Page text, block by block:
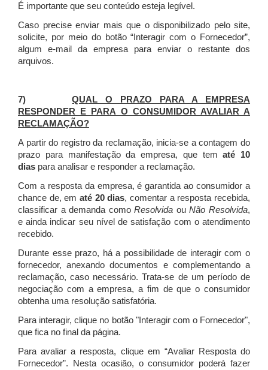
É importante que seu conteúdo esteja legível.
Caso precise enviar mais que o disponibilizado pelo site,
solicite, por meio do botão “Interagir com o Fornecedor”,
algum e-mail da empresa para enviar o restante dos
arquivos.
7)QUAL O PRAZO PARA A EMPRESA
RESPONDER E PARA O CONSUMIDOR AVALIAR A
RECLAMAÇÃO?
A partir do registro da reclamação, inicia-se a contagem do
prazo para manifestação da empresa, que tematé 10
dias para analisar e responder a reclamação.
Com a resposta da empresa, é garantida ao consumidor a
chance de, em até 20 dias, comentar a resposta recebida,
classificar a demanda comoResolvida ouNão Resolvida,
e ainda indicar seu nível de satisfação com o atendimento
recebido.
Durante esse prazo, há a possibilidade de interagir com o
fornecedor, anexando documentos e complementando a
reclamação, caso necessário.Trata-se de um período de
negociação com a empresa, a fim de que o consumidor
obtenha uma resolução satisfatória.
Para interagir, clique no botão "Interagir com o Fornecedor",
que fica no final da página.
Para avaliar a resposta, clique em “Avaliar Resposta do
Fornecedor”. Nesta ocasião, o consumidor poderá fazer